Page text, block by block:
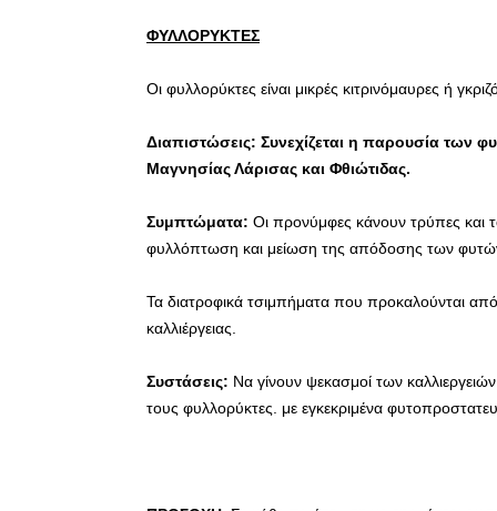
ΦΥΛΛΟΡΥΚΤΕΣ
Oι φυλλορύκτες είναι μικρές κιτρινόμαυρες ή
Διαπιστώσεις: Συνεχίζεται η παρουσία των
Μαγνησίας Λάρισας και Φθιώτιδας.
Συμπτώματα: Οι προνύμφες κάνουν τρύπες και
φυλλόπτωση και μείωση της απόδοσης των
Τα διατροφικά τσιμπήματα που προκαλούνται
καλλιέργειας.
Συστάσεις: Να γίνουν ψεκασμοί των
τους φυλλορύκτες. με εγκεκριμένα